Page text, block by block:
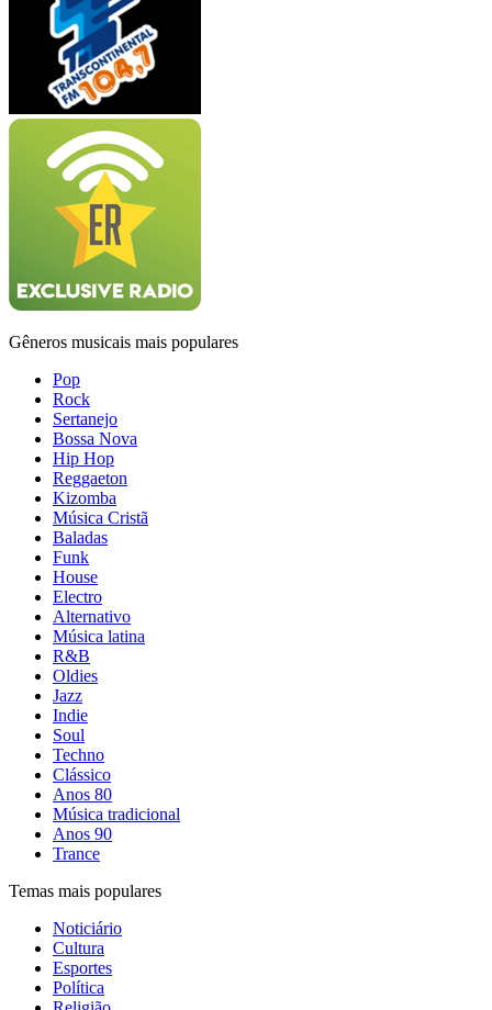
Gêneros musicais mais populares
Pop
Rock
Sertanejo
Bossa Nova
Hip Hop
Reggaeton
Kizomba
Música Cristã
Baladas
Funk
House
Electro
Alternativo
Música latina
R&B
Oldies
Jazz
Indie
Soul
Techno
Clássico
Anos 80
Música tradicional
Anos 90
Trance
Temas mais populares
Noticiário
Cultura
Esportes
Política